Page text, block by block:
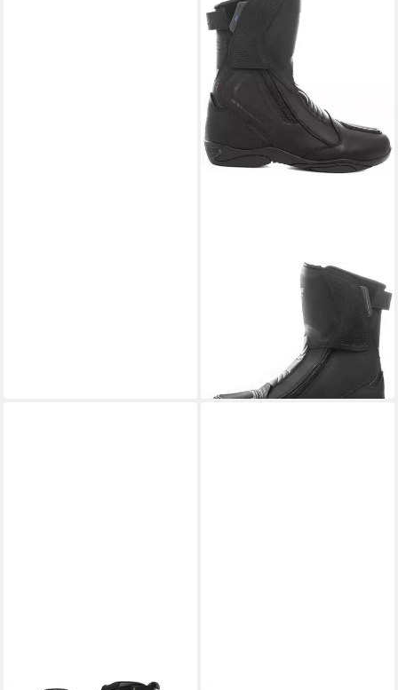
Terra wasserdichte Damen
Motorrad Stiefel
Motorradstiefel wasserdicht
lieferbar - in 3-4 Werktagen bei dir